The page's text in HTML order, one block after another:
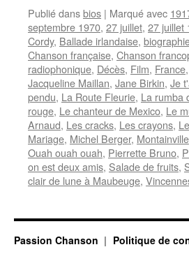
Publié dansbios | Marqué avec
septembre 1970, 27 juillet, 27 juillet
Cordy, Ballade irlandaise,
Chanson française, Chanson
radiophonique, Décès, Film, France,
Jacqueline Maillan, Jane Birkin, Je
pendu, La Route Fleurie, La rumba
rouge, Le chanteur de Mexico, Le
Arnaud, Les cracks, Les crayons,
Mariage, Michel Berger, Montainville
Ouah ouah ouah, Pierrette Bruno,
on est deux amis, Salade de fruits,
clair de lune à Maubeuge,
Passion Chanson Politique de